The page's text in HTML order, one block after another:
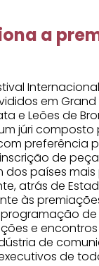
a
em Grand
e Leões de
júri composto
preferência
de
dos países
atrás de
às
de
e
de
de